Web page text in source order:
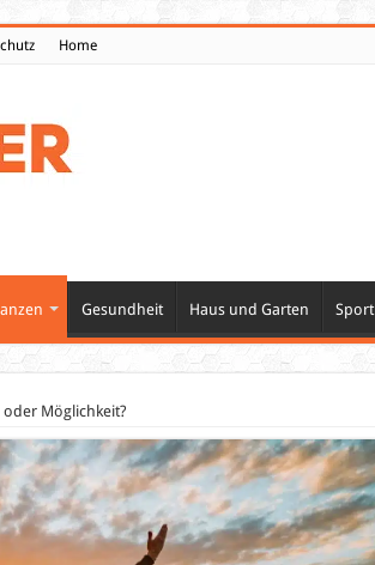
Home
Gesundheit Haus und Garten Sport
oder Möglichkeit?